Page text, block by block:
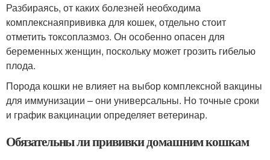
Разбираясь, от каких болезней необходима
комплекснаяпрививка для кошек, отдельно стоит
отметить токсоплазмоз. Он особенно опасен для
беременных женщин, поскольку может грозить гибелью
плода.
Порода кошки не влияет на выбор комплексной вакцины
для иммунизации – они универсальны. Но точные сроки
и график вакцинации определяет ветеринар.
Обязательны ли прививки домашним кошкам